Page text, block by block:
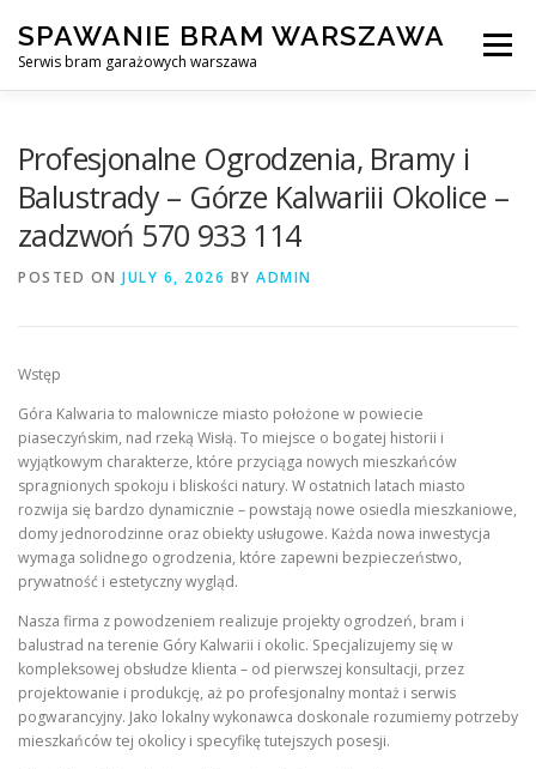
content
SPAWANIE BRAM WARSZAWA
Serwis bram garażowych warszawa
Menu
AWARYJNE OTWIERANIE BRAM
Profesjonalne Ogrodzenia, Bramy i
Balustrady – Górze Kalwariii Okolice –
zadzwoń 570 933 114
POSTED ON JULY 6, 2026 BY ADMIN
Wstęp
Góra Kalwaria to malownicze miasto położone w powiecie
piaseczyńskim, nad rzeką Wisłą. To miejsce o bogatej historii i
wyjątkowym charakterze, które przyciąga nowych mieszkańców
spragnionych spokoju i bliskości natury. W ostatnich latach miasto
rozwija się bardzo dynamicznie – powstają nowe osiedla mieszkaniowe,
domy jednorodzinne oraz obiekty usługowe. Każda nowa inwestycja
wymaga solidnego ogrodzenia, które zapewni bezpieczeństwo,
prywatność i estetyczny wygląd.
Nasza firma z powodzeniem realizuje projekty ogrodzeń, bram i
balustrad na terenie Góry Kalwarii i okolic. Specjalizujemy się w
kompleksowej obsłudze klienta – od pierwszej konsultacji, przez
projektowanie i produkcję, aż po profesjonalny montaż i serwis
pogwarancyjny. Jako lokalny wykonawca doskonale rozumiemy potrzeby
mieszkańców tej okolicy i specyfikę tutejszych posesji.